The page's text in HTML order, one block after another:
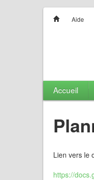
Aide
Accueil
Lien vers le
https://